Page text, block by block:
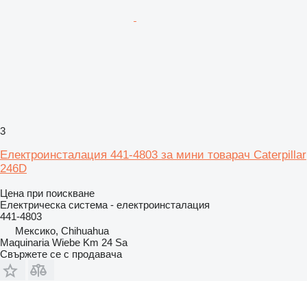
3
Електроинсталация 441-4803 за мини товарач Caterpillar
246D
Цена при поискване
Електрическа система - електроинсталация
441-4803
Мексико, Chihuahua
Maquinaria Wiebe Km 24 Sa
Свържете се с продавача